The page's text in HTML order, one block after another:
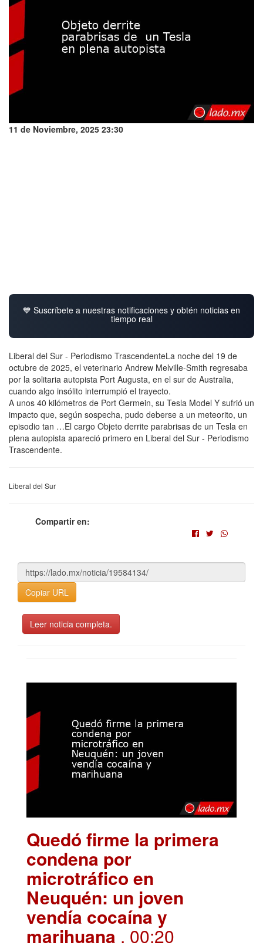
11 de Noviembre, 2025 23:30
💙 Suscríbete a nuestras notificaciones y obtén noticias en
tiempo real
Liberal del Sur - Periodismo TrascendenteLa noche del 19 de
octubre de 2025, el veterinario Andrew Melville-Smith regresaba
por la solitaria autopista Port Augusta, en el sur de Australia,
cuando algo insólito interrumpió el trayecto.
A unos 40 kilómetros de Port Germein, su Tesla Model Y sufrió un
impacto que, según sospecha, pudo deberse a un meteorito, un
episodio tan …El cargo Objeto derrite parabrisas de un Tesla en
plena autopista apareció primero en Liberal del Sur - Periodismo
Trascendente.
Liberal del Sur
Compartir en:
Copiar URL
Leer noticia completa.
Quedó firme la primera
condena por
microtráfico en
Neuquén: un joven
vendía cocaína y
marihuana . 00:20